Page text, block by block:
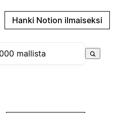
Hanki Notion ilmaiseksi